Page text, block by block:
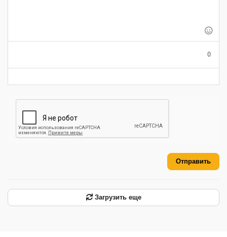
0
Отправить
Загрузить еще